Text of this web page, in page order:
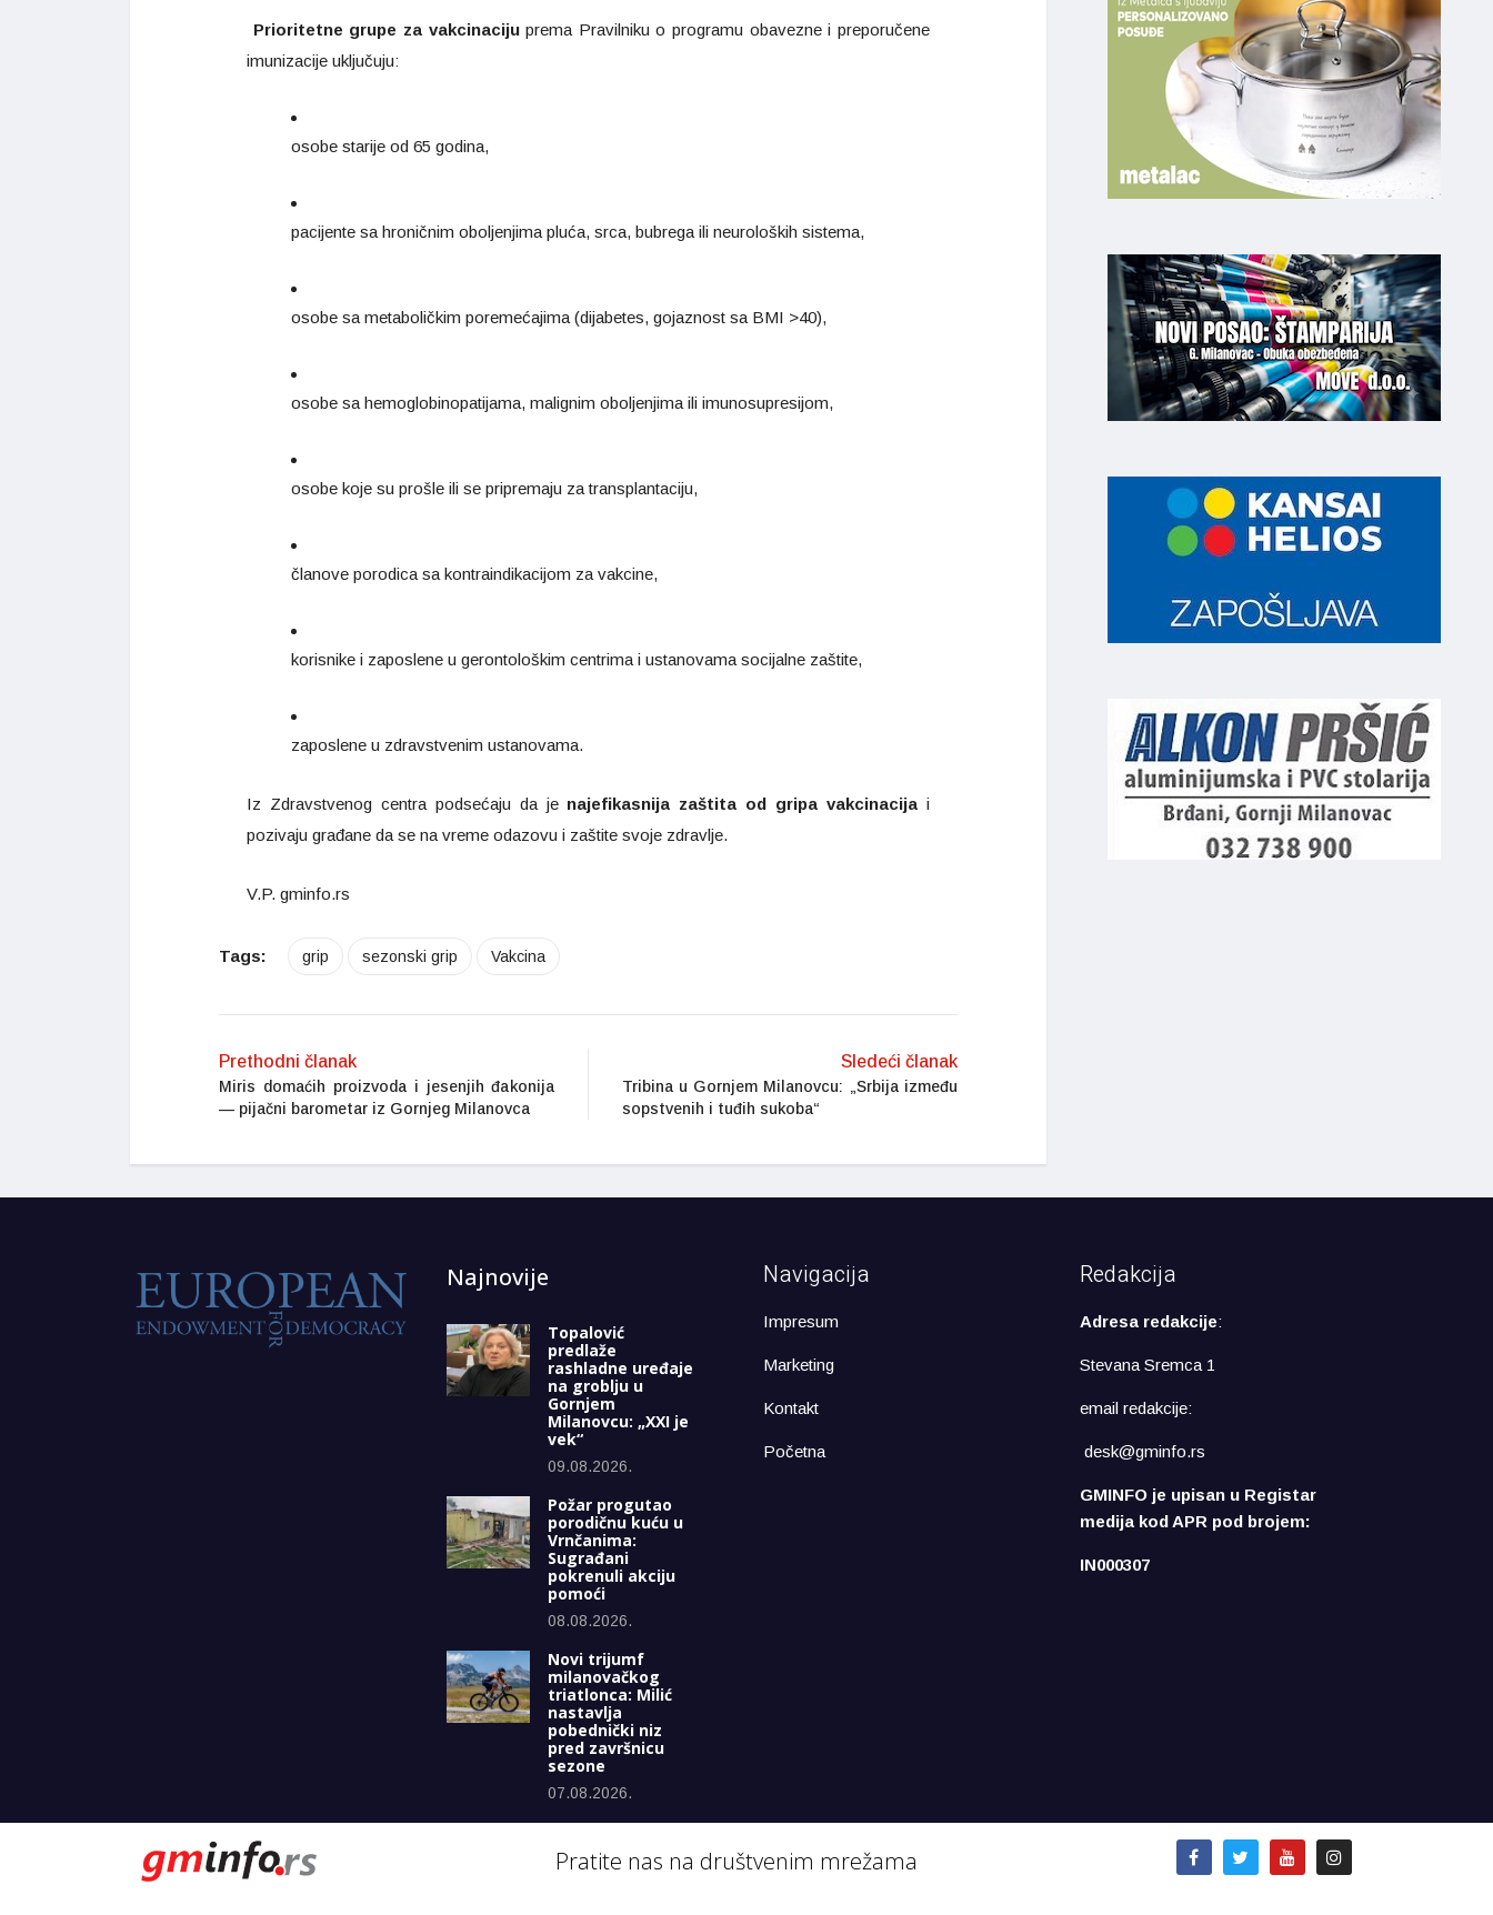
Prioritetne grupe za vakcinacijuprema Pravilniku o programu obavezne i preporučene
imunizacije uključuju:
osobe starije od 65 godina,
pacijente sa hroničnim oboljenjima pluća, srca, bubrega ili neuroloških sistema,
osobe sa metaboličkim poremećajima (dijabetes, gojaznost sa BMI >40),
osobe sa hemoglobinopatijama, malignim oboljenjima ili imunosupresijom,
osobe koje su prošle ili se pripremaju za transplantaciju,
članove porodica sa kontraindikacijom za vakcine,
korisnike i zaposlene u gerontološkim centrima i ustanovama socijalne zaštite,
zaposlene u zdravstvenim ustanovama.
Iz Zdravstvenog centra podsećaju da je najefikasnija zaštita od gripa vakcinacija i
pozivaju građane da se na vreme odazovu i zaštite svoje zdravlje.
V.P. gminfo.rs
Tags: grip sezonski grip Vakcina
Prethodni članak
Miris domaćih proizvoda i jesenjih đakonija
— pijačni barometar iz Gornjeg Milanovca
Sledeći članak
Tribina u Gornjem Milanovcu: „Srbija između
sopstvenih i tuđih sukoba“
Najnovije
Topalović
predlaže
rashladne uređaje
na groblju u
Gornjem
Milanovcu: „XXI je
vek“
09.08.2026.
Požar progutao
porodičnu kuću u
Vrnčanima:
Sugrađani
pokrenuli akciju
pomoći
08.08.2026.
Novi trijumf
milanovačkog
triatlonca: Milić
nastavlja
pobednički niz
pred završnicu
sezone
07.08.2026.
Navigacija
Impresum
Marketing
Kontakt
Početna
Redakcija
Adresa redakcije:
Stevana Sremca 1
email redakcije:
desk@gminfo.rs
GMINFO je upisan u Registar
medija kod APR pod brojem:
IN000307
Pratite nas na društvenim mrežama